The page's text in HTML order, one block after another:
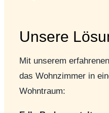
Unsere
Mit unserem
das Wohnzimmer in
Wohntraum: